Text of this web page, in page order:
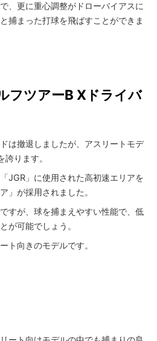
、更に重心調整がドローバイアスに
捕まった打球を飛ばすことができま
フツアーB Xドライバ
は撤退しましたが、アスリートモデ
ります。
JGR」に使用された高初速エリアを
」が採用されました。
すが、球を捕まえやすい性能で、低
が可能でしょう。
ト向きのモデルです。